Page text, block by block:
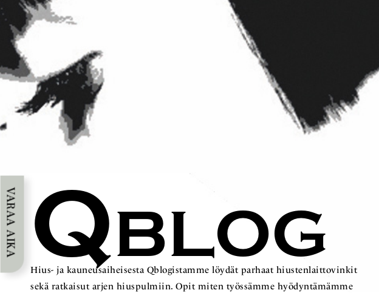
QBLOG
Hius- ja kauneusaiheisesta Qblogistamme löydät parhaat hiustenlaittovinkit
sekä ratkaisut arjen hiuspulmiin. Opit miten työssämme hyödyntämämme
VARAA AIKA